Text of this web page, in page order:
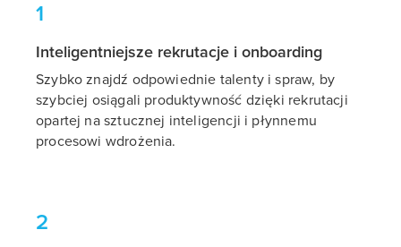
1
Inteligentniejsze rekrutacje i onboarding
Szybko znajdź odpowiednie talenty i spraw, by
szybciej osiągali produktywność dzięki rekrutacji
opartej na sztucznej inteligencji i płynnemu
procesowi wdrożenia.
2